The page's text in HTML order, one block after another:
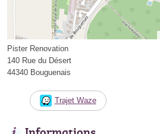
Pister Renovation
140 Rue du Désert
44340 Bouguenais
Trajet Waze